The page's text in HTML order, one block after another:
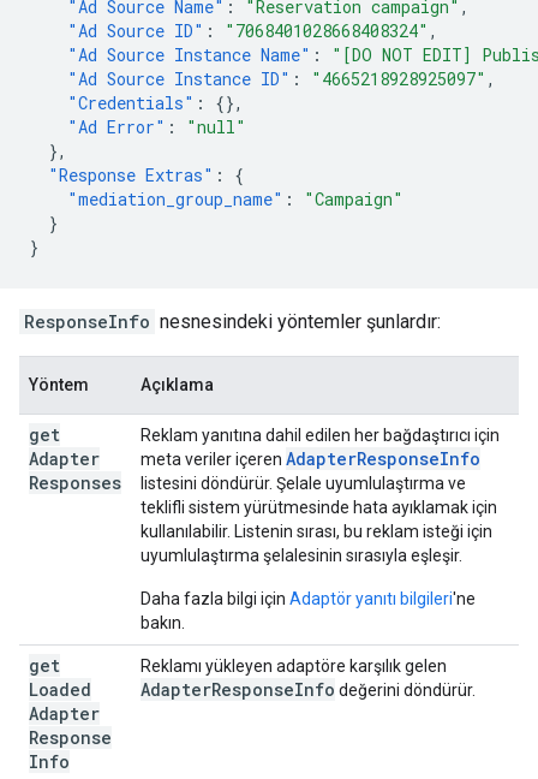
"Ad Source Name" : "Reservation campaign" ,
"Ad Source ID" : "7068401028668408324" ,
"Ad Source Instance Name" :
"[DO NOT EDIT]
"Ad Source Instance ID" : "4665218928925097" ,
"Credentials" :
{},
"Ad Error" :
"null"
},
"Response Extras" :
{
"mediation_group_name" :
"Campaign"
}
}
ResponseInfo nesnesindeki yöntemler şunlardır:
Yöntem Açıklama
get
Adapter
Responses
Reklam yanıtına dahil edilen her bağdaştırıcı için
meta veriler içeren AdapterResponseInfo
listesini döndürür. Şelale uyumlulaştırma ve
teklifli sistem yürütmesinde hata ayıklamak için
kullanılabilir. Listenin sırası, bu reklam isteği için
uyumlulaştırma şelalesinin sırasıyla eşleşir.
Daha fazla bilgi için Adaptör yanıtı bilgileri'ne
bakın.
get
Loaded
Adapter
Response
Info
Reklamı yükleyen adaptöre karşılık gelen
AdapterResponseInfo değerini döndürür.